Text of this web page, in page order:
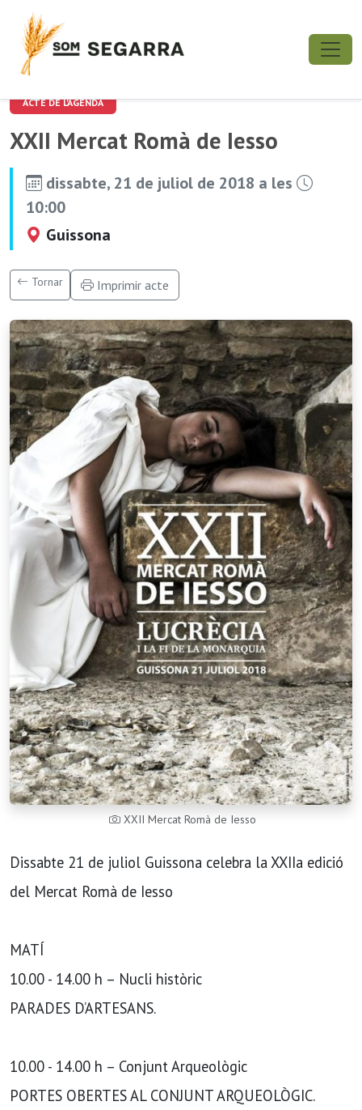
ACTE DE L'AGENDA
XXII Mercat Romà de Iesso
dissabte, 21 de juliol de 2018 a les
10:00
Guissona
Tornar Imprimir acte
XXII Mercat Romà de Iesso
Dissabte 21 de juliol Guissona celebra la XXIIa edició
del Mercat Romà de Iesso
MATÍ
10.00 - 14.00 h – Nucli històric
PARADES D’ARTESANS.
10.00 - 14.00 h – Conjunt Arqueològic
PORTES OBERTES AL CONJUNT ARQUEOLÒGIC.